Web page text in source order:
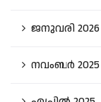
ജനുവരി 2026
നവംബർ 2025